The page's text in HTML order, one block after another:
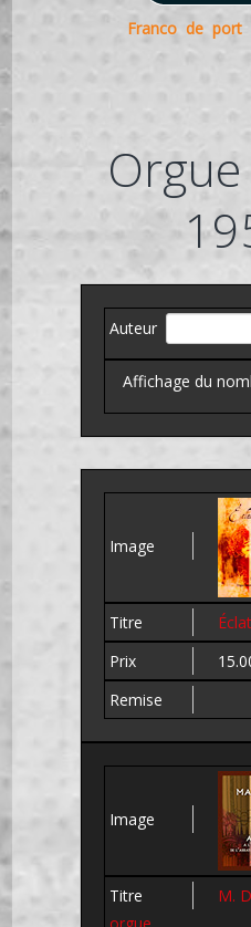
Franco de
Auteur
Affichage du
M.